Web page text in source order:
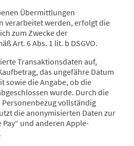
Übermittlungen
verarbeitet werden, erfolgt die
zum Zwecke der
Art. 6 Abs. 1 lit. b DSGVO.
Transaktionsdaten auf,
das ungefähre Datum
sowie die Angabe, ob die
wurde. Durch die
vollständig
die anonymisierten Daten zur
und anderen Apple-